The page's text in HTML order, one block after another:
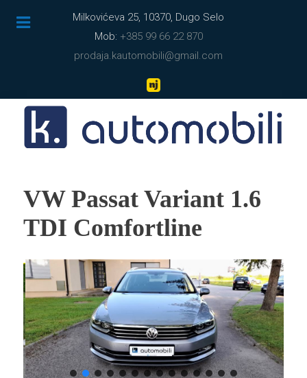
Milkovićeva 25, 10370, Dugo Selo
Mob: +385 99 66 22 870
prodaja.kautomobili@gmail.com
VW Passat Variant 1.6
TDI Comfortline